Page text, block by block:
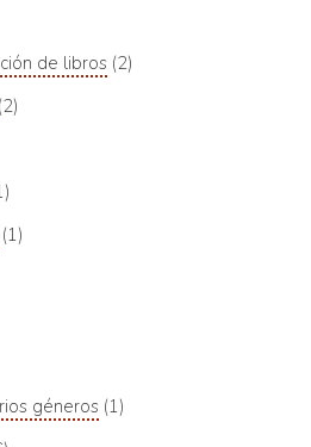
de libros 2
2
1
géneros 1